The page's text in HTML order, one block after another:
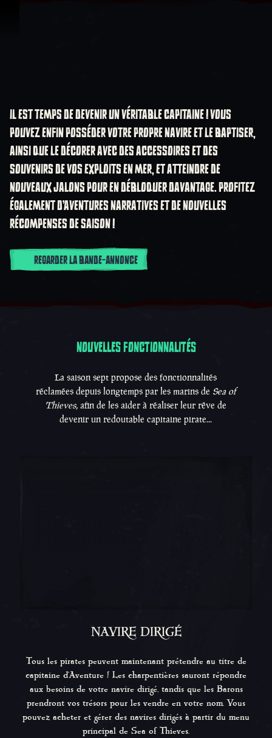
Sea of Thieves : saison sept
IL EST TEMPS DE DEVENIR UN VÉRITABLE CAPITAINE ! VOUS
POUVEZ ENFIN POSSÉDER VOTRE PROPRE NAVIRE ET LE BAPTISER,
AINSI QUE LE DÉCORER AVEC DES ACCESSOIRES ET DES
SOUVENIRS DE VOS EXPLOITS EN MER, ET ATTEINDRE DE
NOUVEAUX JALONS POUR EN DÉBLOQUER DAVANTAGE. PROFITEZ
ÉGALEMENT D'AVENTURES NARRATIVES ET DE NOUVELLES
RÉCOMPENSES DE SAISON !
REGARDER LA BANDE-ANNONCE
Nouvelles fonctionnalités
NOUVELLES FONCTIONNALITÉS
La saison sept propose des fonctionnalités
réclamées depuis longtemps par les marins de Sea of
Thieves, afin de les aider à réaliser leur rêve de
devenir un redoutable capitaine pirate...
NAVIRE DIRIGÉ
Tous les pirates peuvent maintenant prétendre au titre de
capitaine d'Aventure ! Les charpentières sauront répondre
aux besoins de votre navire dirigé, tandis que les Barons
prendront vos trésors pour les vendre en votre nom. Vous
pouvez acheter et gérer des navires dirigés à partir du menu
principal de Sea of Thieves.